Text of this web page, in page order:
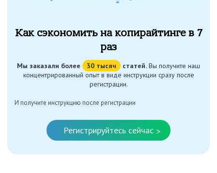
Как сэкономить на копирайтинге в 7
раз
Мы заказали более 30 тысяч статей. Вы получите наш
концентрированный опыт в виде инструкции сразу после
регистрации.
И получите инструкцию после регистрации
Регистрируйтесь сейчас >